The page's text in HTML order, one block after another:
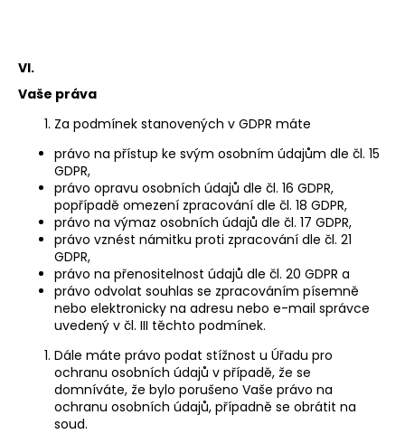
VI.
Vaše práva
Za podmínek stanovených v GDPR máte
právo na přístup ke svým osobním údajům dle čl. 15
GDPR,
právo opravu osobních údajů dle čl. 16 GDPR,
popřípadě omezení zpracování dle čl. 18 GDPR,
právo na výmaz osobních údajů dle čl. 17 GDPR,
právo vznést námitku proti zpracování dle čl. 21
GDPR,
právo na přenositelnost údajů dle čl. 20 GDPR a
právo odvolat souhlas se zpracováním písemně
nebo elektronicky na adresu nebo e-mail správce
uvedený v čl. III těchto podmínek.
Dále máte právo podat stížnost u Úřadu pro
ochranu osobních údajů v případě, že se
domníváte, že bylo porušeno Vaše právo na
ochranu osobních údajů, případně se obrátit na
soud.